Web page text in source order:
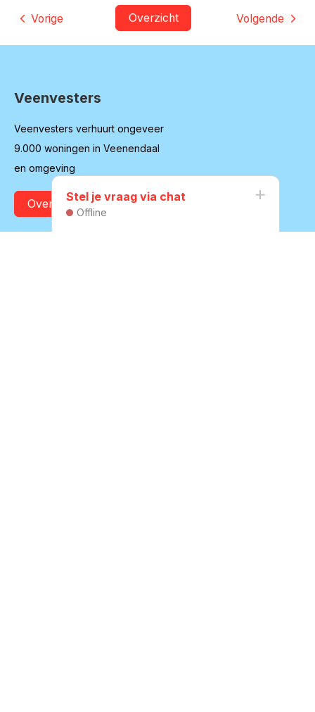
Volgende
Overzicht
Vorige
Contactinformatie
Veenvesters
Veenvesters verhuurt ongeveer
9.000 woningen in Veenendaal
en omgeving
Over onze organisatie
Stel je vraag via chat
Offline